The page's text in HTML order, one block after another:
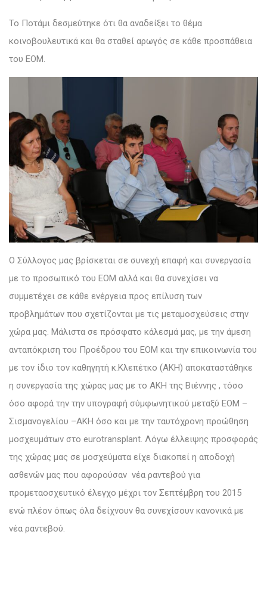
Το Ποτάμι δεσμεύτηκε ότι θα αναδείξει το θέμα
κοινοβουλευτικά και θα σταθεί αρωγός σε κάθε προσπάθεια
του ΕΟΜ.
Ο Σύλλογος μας βρίσκεται σε συνεχή επαφή και συνεργασία
με το προσωπικό του ΕΟΜ αλλά και θα συνεχίσει να
συμμετέχει σε κάθε ενέργεια προς επίλυση των
προβλημάτων που σχετίζονται με τις μεταμοσχεύσεις στην
χώρα μας. Μάλιστα σε πρόσφατο κάλεσμά μας, με την άμεση
ανταπόκριση του Προέδρου του ΕΟΜ και την επικοινωνία του
με τον ίδιο τον καθηγητή κ.Κλεπέτκο (AKH) αποκαταστάθηκε
η συνεργασία της χώρας μας με το AKH της Βιέννης , τόσο
όσο αφορά την την υπογραφή σύμφωνητικού μεταξύ ΕΟΜ –
Σισμανογελίου –AKH όσο και με την ταυτόχρονη προώθηση
μοσχευμάτων στο eurotransplant. Λόγω έλλειψης προσφοράς
της χώρας μας σε μοσχεύματα είχε διακοπεί η αποδοχή
ασθενών μας που αφορούσαν νέα ραντεβού για
προμεταοσχευτικό έλεγχο μέχρι τον Σεπτέμβρη του 2015
ενώ πλέον όπως όλα δείχνουν θα συνεχίσουν κανονικά με
νέα ραντεβού.